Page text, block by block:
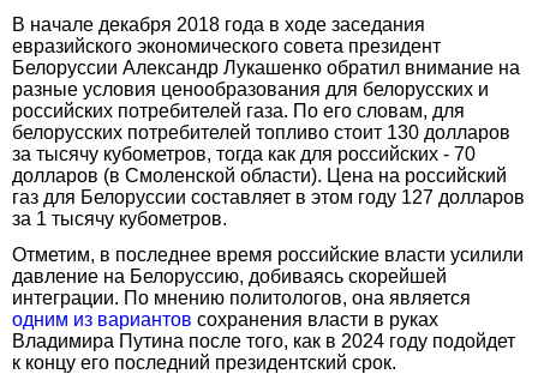
В начале декабря 2018 года в ходе заседания
евразийского экономического совета президент
Белоруссии Александр Лукашенко обратил внимание на
разные условия ценообразования для белорусских и
российских потребителей газа. По его словам, для
белорусских потребителей топливо стоит 130 долларов
за тысячу кубометров, тогда как для российских - 70
долларов (в Смоленской области). Цена на российский
газ для Белоруссии составляет в этом году 127 долларов
за 1 тысячу кубометров.
Отметим, в последнее время российские власти усилили
давление на Белоруссию, добиваясь скорейшей
интеграции. По мнению политологов, она является
одним из вариантов сохранения власти в руках
Владимира Путина после того, как в 2024 году подойдет
к концу его последний президентский срок.